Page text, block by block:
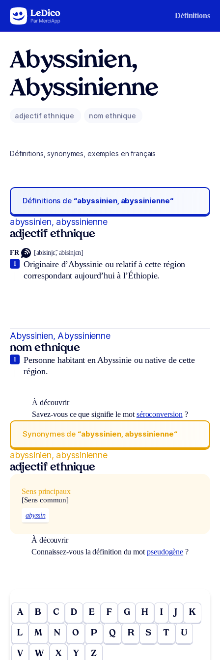
Aller au contenu Définitions
Abyssinien,
Abyssinienne
adjectif ethnique nom ethnique
Définitions, synonymes, exemples en français
Définitions de “abyssinien, abyssinienne“
abyssinien, abyssinienne
adjectif ethnique
FR [abisinjɛ̃, abisinjɛn]
Originaire d’Abyssinie ou relatif à cette région
correspondant aujourd’hui à l’Éthiopie.
1
Abyssinien, Abyssinienne
nom ethnique
Personne habitant en Abyssinie ou native de cette
région.
1
À découvrir
Savez-vous ce que signifie le mot séroconversion ?
Synonymes de “abyssinien, abyssinienne“
abyssinien, abyssinienne
adjectif ethnique
Sens principaux
[Sens commun]
abyssin
À découvrir
Connaissez-vous la définition du mot pseudogène ?
A B C D E F G H I J K
L M N O P Q R S T U
V W X Y Z